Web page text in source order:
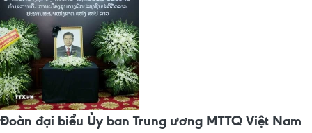
Đoàn đại biểu Ủy ban Trung ương MTTQ Việt Nam